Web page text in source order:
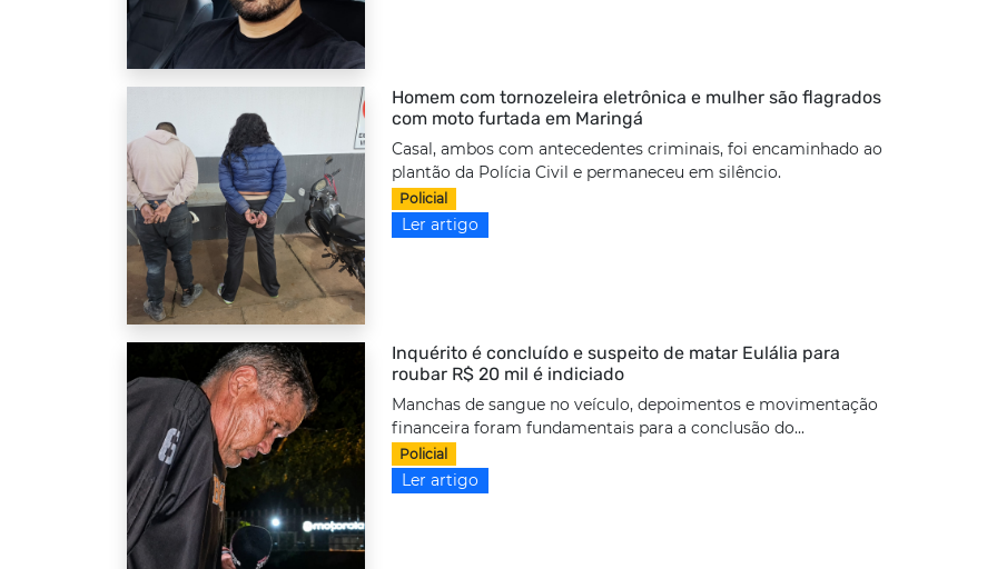
Homem com tornozeleira eletrônica e mulher são flagrados
com moto furtada em Maringá
Casal, ambos com antecedentes criminais, foi encaminhado ao
plantão da Polícia Civil e permaneceu em silêncio.
Policial
Ler artigo
Inquérito é concluído e suspeito de matar Eulália para
roubar R$ 20 mil é indiciado
Manchas de sangue no veículo, depoimentos e movimentação
financeira foram fundamentais para a conclusão do...
Policial
Ler artigo